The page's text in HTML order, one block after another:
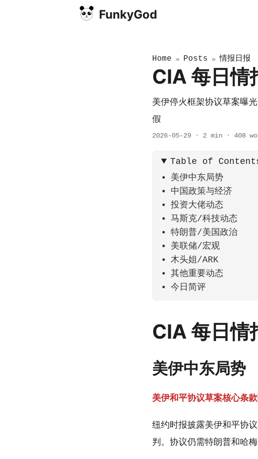
FunkyGod
Home » Posts »情报日报
CIA 每日
美伊停火框架协议草案曝
假
2026-05-29 · 2 min · 408
Table of
美伊中东局势
中国政策与经济
投资大佬动态
马斯克/科技动态
特朗普/美国政治
美联储/宏观
木头姐/ARK
其他重要动态
今日简评
CIA 每日
美伊中东局势
美伊和平协议草案核心条
纽约时报披露美伊和平协
判。协议仍需特朗普和哈梅